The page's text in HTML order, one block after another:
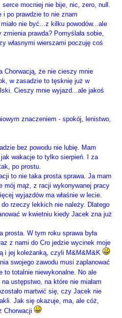
mocniej nie bije, nic, zero, null.
i po prawdzie to nie znam
nie być...z kilku powodów...ale
prawda? Pomyślała sobie,
własnymi wierszami poczuję coś
Chorwacją, że nie cieszy mnie
w zasadzie to tęsknię już w
Cieszy mnie wyjazd...ale jakoś
znaczeniem - spokój, lenistwo,
bez powodu nie lubię. Mam
wakacje to tylko sierpień. I za
po prostu.
to nie taka prosta sprawa. Ja mam
mój mąż, z racji wykonywanej pracy
wyjazdów ma właśnie w lecie.
rzeczy lekkich nie należy. Dlatego
w kwietniu kiedy Jacek zna już
prosta. W tym roku sprawa była
z nami do Cro jedzie wycinek moje
i jej koleżanką, czyli M&M&M&K
swojego zawodu musi zaplanować
to totalnie niewykonalne. No ale
ustępstwo, na które nie miałam
martwić się, czy Jacek nie
Jak się okazuje, ma, ale cóż,
Chorwacji